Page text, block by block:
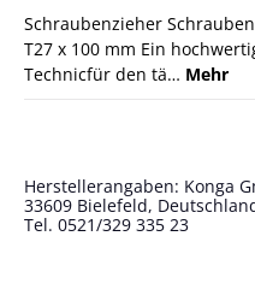
Schraubenzieher
T27 x 100 mm Ein
Technicfür den tä… Mehr
Herstellerangaben: Konga
33609 Bielefeld,
Tel. 0521/329 335 23